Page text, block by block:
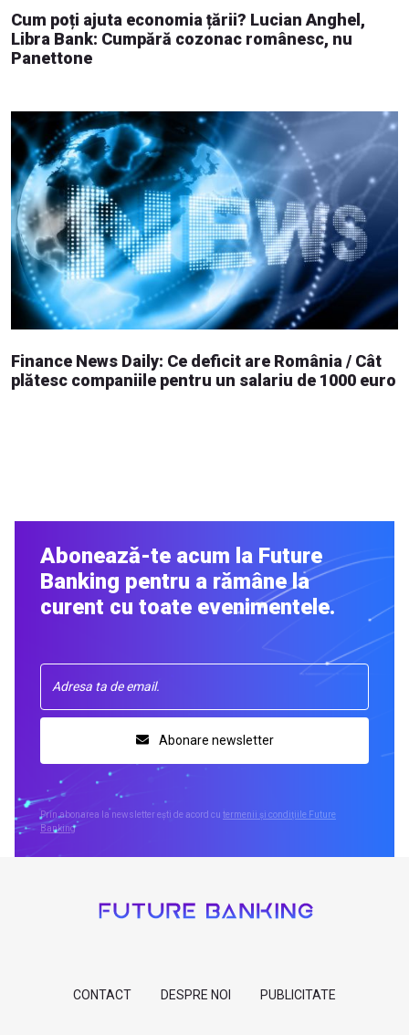
Cum poți ajuta economia țării? Lucian Anghel,
Libra Bank: Cumpără cozonac românesc, nu
Panettone
Finance News Daily: Ce deficit are România / Cât
plătesc companiile pentru un salariu de 1000 euro
Abonează-te acum la Future
Banking pentru a rămâne la
curent cu toate evenimentele.
Abonare newsletter
Prin abonarea la newsletter ești de acord cu termenii și condițiile Future
Banking
CONTACT DESPRE NOI PUBLICITATE